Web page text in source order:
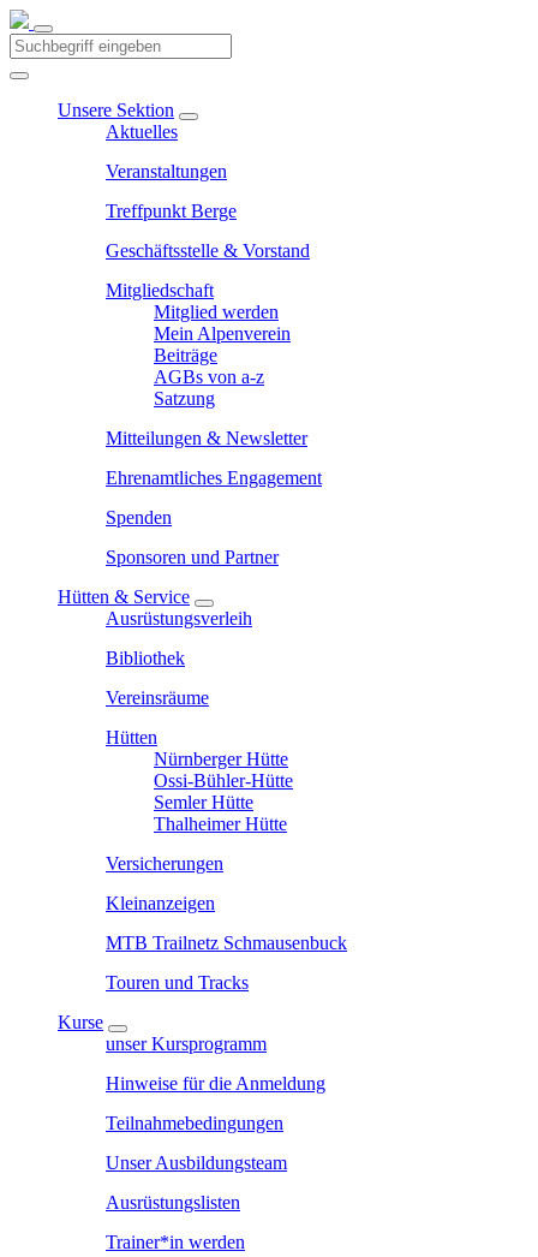
Unsere Sektion
Aktuelles
Veranstaltungen
Treffpunkt Berge
Geschäftsstelle & Vorstand
Mitgliedschaft
Mitglied werden
Mein Alpenverein
Beiträge
AGBs von a-z
Satzung
Mitteilungen & Newsletter
Ehrenamtliches Engagement
Spenden
Sponsoren und Partner
Hütten & Service
Ausrüstungsverleih
Bibliothek
Vereinsräume
Hütten
Nürnberger Hütte
Ossi-Bühler-Hütte
Semler Hütte
Thalheimer Hütte
Versicherungen
Kleinanzeigen
MTB Trailnetz Schmausenbuck
Touren und Tracks
Kurse
unser Kursprogramm
Hinweise für die Anmeldung
Teilnahmebedingungen
Unser Ausbildungsteam
Ausrüstungslisten
Trainer*in werden